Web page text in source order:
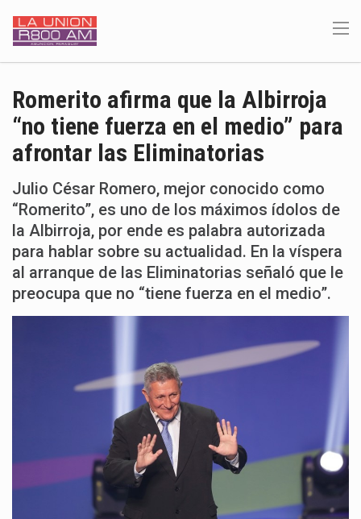
Romerito afirma que la Albirroja
“no tiene fuerza en el medio” para
afrontar las Eliminatorias
Julio César Romero, mejor conocido como
“Romerito”, es uno de los máximos ídolos de
la Albirroja, por ende es palabra autorizada
para hablar sobre su actualidad. En la víspera
al arranque de las Eliminatorias señaló que le
preocupa que no “tiene fuerza en el medio”.